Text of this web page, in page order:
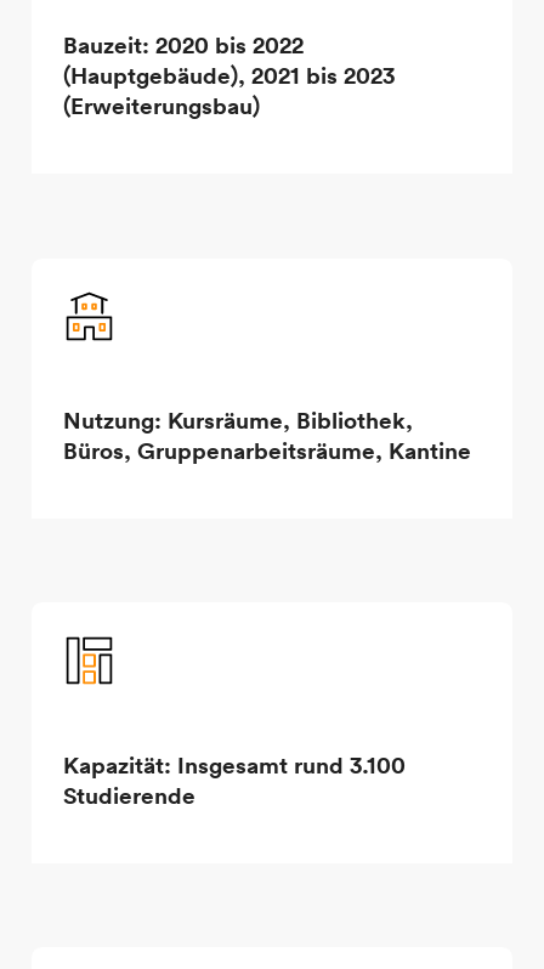
Bauzeit: 2020 bis 2022
(Hauptgebäude), 2021 bis 2023
(Erweiterungsbau)
Nutzung: Kursräume, Bibliothek,
Büros, Gruppenarbeitsräume, Kantine
Kapazität: Insgesamt rund 3.100
Studierende